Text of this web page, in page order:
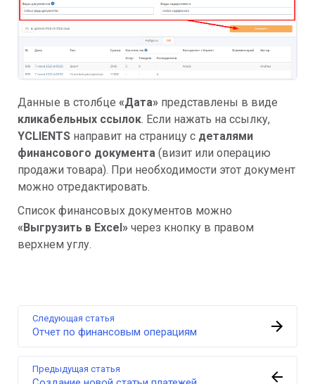
Данные в столбце «Дата» представлены в виде
кликабельных ссылок. Если нажать на ссылку,
YCLIENTS направит на страницу с деталями
финансового документа (визит или операцию
продажи товара). При необходимости этот документ
можно отредактировать.
Список финансовых документов можно
«Выгрузить в Excel» через кнопку в правом
верхнем углу.
Предыдущая статья
Следующая статья
Отчет по финансовым операциям